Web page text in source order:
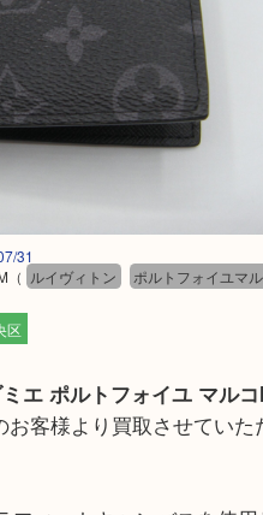
07/31
NM（ ルイヴィトン ポルトフォ